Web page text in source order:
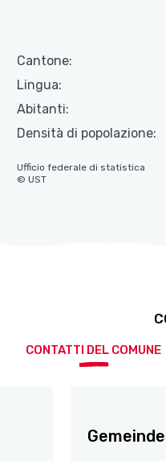
Cantone:
Lingua:
Abitanti:
Densità di popolazione:
Ufficio federale di statistica
© UST
CONTATTI DEL COMUNE